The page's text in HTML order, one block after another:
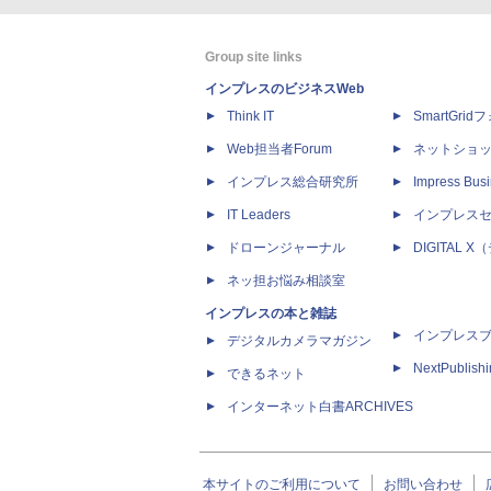
Group site links
インプレスのビジネスWeb
Think IT
Web担当者Forum
インプレス総合研究所
IT Leaders
ドローンジャーナル
ネッ担お悩み相談室
インプレスの本と雑誌
デジタルカメラマガジン
できるネット
インターネット白書ARCHIVES
SmartGridフ
ネットショ
Impress
インプレス
DIGITAL X（
インプレス
本サイトのご利用について お問い合わせ